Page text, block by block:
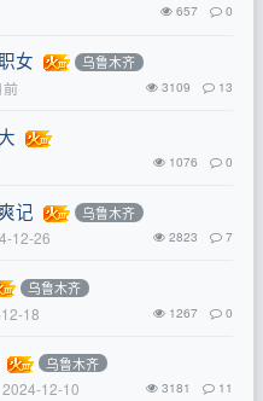
657 0
女 乌鲁木齐
3109 13
1076 0
记 乌鲁木齐
12-26 2823 7
乌鲁木齐
18 1267 0
乌鲁木齐
2024-12-10 3181 11